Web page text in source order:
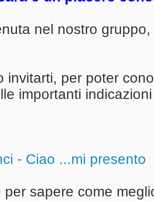
nel nostro
invitarti, per poter
importanti
- Ciao ...mi presento
per sapere come